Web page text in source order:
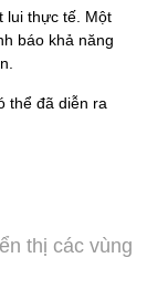
lui thực tế. Một
báo khả năng
thể đã diễn ra
thị các vùng